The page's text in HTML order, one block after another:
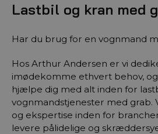
Lastbil og kran med
Har du brug for en vognmand
Hos Arthur Andersen er vi
imødekomme ethvert behov,
hjælpe dig med alt inden for
vognmandstjenester med grab.
og ekspertise inden for
levere pålidelige og